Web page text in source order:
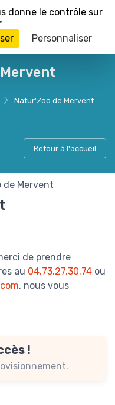
Natur'Zoo de Mervent
Retour à l'accueil
de prendre
au 04.73.27.30.74 ou
, nous vous
!
donne le contrôle sur
Personnaliser